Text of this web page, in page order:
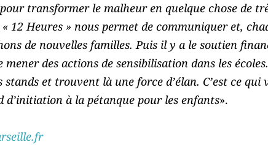
transformer le malheur en quelque chose de
12 Heures » nous permet de communiquer et,
de nouvelles familles. Puis il y a le soutien
des actions de sensibilisation dans les
et trouvent là une force d’élan. C’est ce qui
à la pétanque pour les enfants».